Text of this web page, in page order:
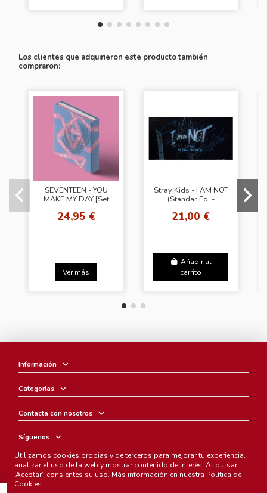
Los clientes que adquirieron este producto también
compraron:
SEVENTEEN - YOU
MAKE MY DAY [Set
24,95 €
Ver más
Stray Kids - I AM NOT
(Standar Ed. -
21,00 €
Añadir al
carrito
Información
Categorias
Contacta con nosotros
Síguenos
Boletín
Utilizamos cookies propias y de terceros para mejorar tu experiencia,
analizar el uso de la web y mostrar contenido de interés. Al pulsar
‘Aceptar’, consientes su uso. Más información en nuestra Política de
Cookies